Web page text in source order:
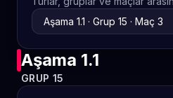
Aşama 1.1
GRUP 15